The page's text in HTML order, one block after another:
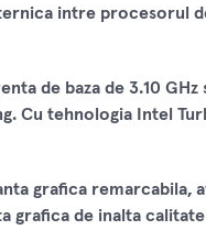
intre procesorul
de baza de 3.10
Cu tehnologia Intel
grafica
grafica de inalta